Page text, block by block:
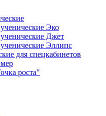
Эко
Джет
Эллипс
для спецкабинетов
роста"